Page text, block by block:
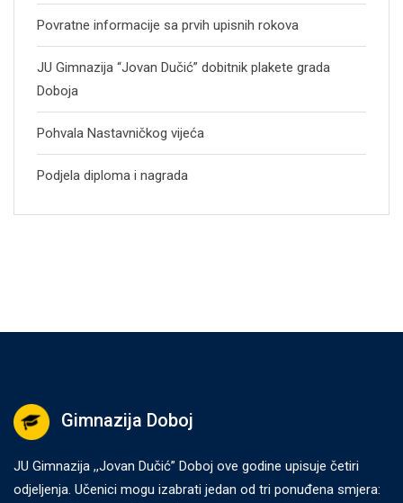
Povratne informacije sa prvih upisnih rokova
JU Gimnazija “Jovan Dučić” dobitnik plakete grada
Doboja
Pohvala Nastavničkog vijeća
Podjela diploma i nagrada
Gimnazija Doboj
JU Gimnazija ,,Jovan Dučić” Doboj ove godine upisuje četiri
odjeljenja. Učenici mogu izabrati jedan od tri ponuđena smjera: